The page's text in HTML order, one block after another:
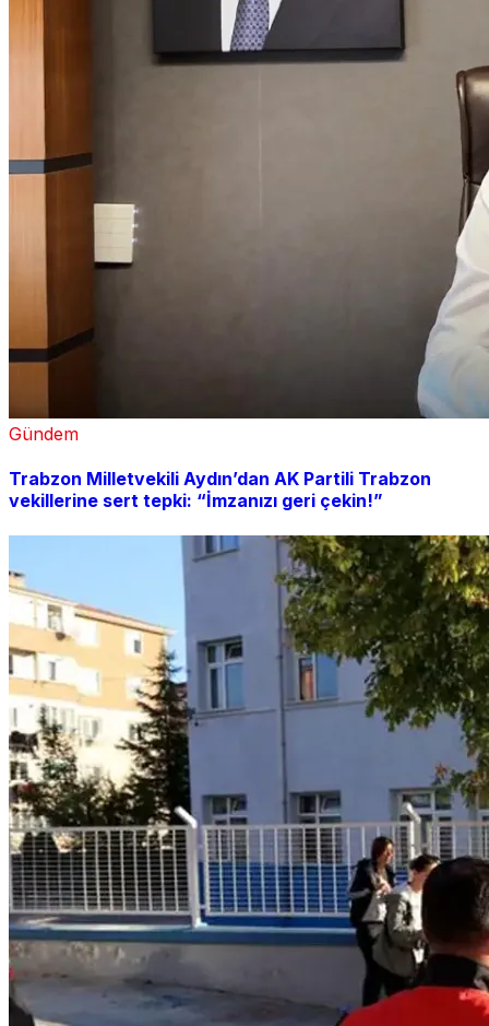
Gündem
Trabzon Milletvekili Aydın’dan AK Partili Trabzon
vekillerine sert tepki: “İmzanızı geri çekin!”